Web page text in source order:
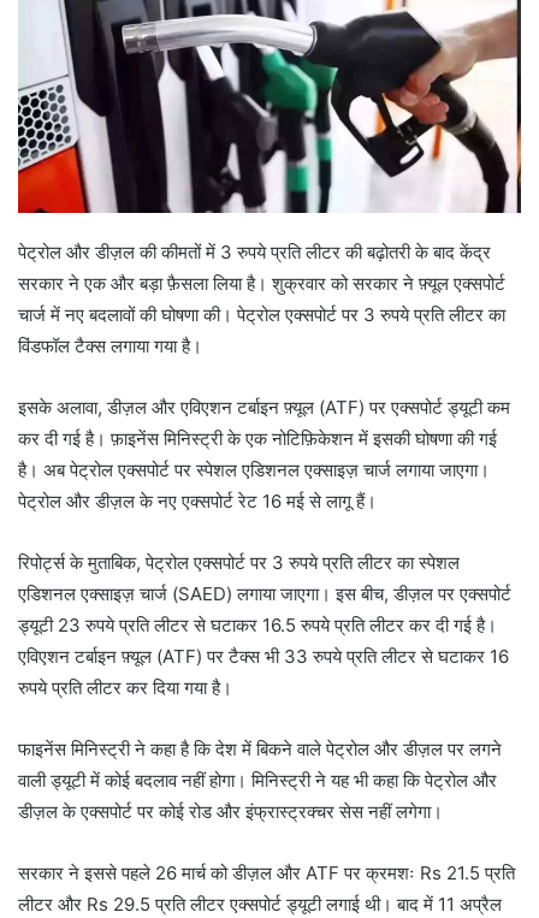
पेट्रोल और डीज़ल की कीमतों में 3 रुपये प्रति लीटर की बढ़ोतरी के बाद केंद्र
सरकार ने एक और बड़ा फ़ैसला लिया है। शुक्रवार को सरकार ने फ़्यूल एक्सपोर्ट
चार्ज में नए बदलावों की घोषणा की। पेट्रोल एक्सपोर्ट पर 3 रुपये प्रति लीटर का
विंडफॉल टैक्स लगाया गया है।
इसके अलावा, डीज़ल और एविएशन टर्बाइन फ़्यूल (ATF) पर एक्सपोर्ट ड्यूटी कम
कर दी गई है। फ़ाइनेंस मिनिस्ट्री के एक नोटिफ़िकेशन में इसकी घोषणा की गई
है। अब पेट्रोल एक्सपोर्ट पर स्पेशल एडिशनल एक्साइज़ चार्ज लगाया जाएगा।
पेट्रोल और डीज़ल के नए एक्सपोर्ट रेट 16 मई से लागू हैं।
रिपोर्ट्स के मुताबिक, पेट्रोल एक्सपोर्ट पर 3 रुपये प्रति लीटर का स्पेशल
एडिशनल एक्साइज़ चार्ज (SAED) लगाया जाएगा। इस बीच, डीज़ल पर एक्सपोर्ट
ड्यूटी 23 रुपये प्रति लीटर से घटाकर 16.5 रुपये प्रति लीटर कर दी गई है।
एविएशन टर्बाइन फ़्यूल (ATF) पर टैक्स भी 33 रुपये प्रति लीटर से घटाकर 16
रुपये प्रति लीटर कर दिया गया है।
फाइनेंस मिनिस्ट्री ने कहा है कि देश में बिकने वाले पेट्रोल और डीज़ल पर लगने
वाली ड्यूटी में कोई बदलाव नहीं होगा। मिनिस्ट्री ने यह भी कहा कि पेट्रोल और
डीज़ल के एक्सपोर्ट पर कोई रोड और इंफ्रास्ट्रक्चर सेस नहीं लगेगा।
सरकार ने इससे पहले 26 मार्च को डीज़ल और ATF पर क्रमशः Rs 21.5 प्रति
लीटर और Rs 29.5 प्रति लीटर एक्सपोर्ट ड्यूटी लगाई थी। बाद में 11 अप्रैल